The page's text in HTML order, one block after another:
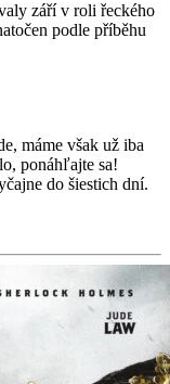
září v roli řeckého
podle příběhu
máme však už iba
ponáhľajte sa!
do šiestich dní.